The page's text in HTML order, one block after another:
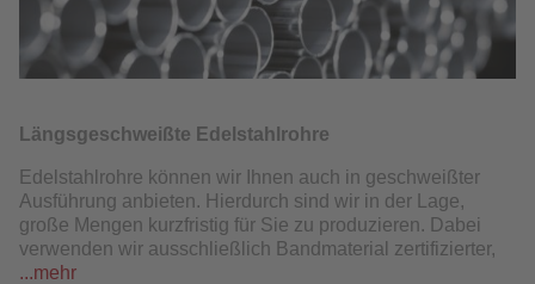
Längsgeschweißte Edelstahlrohre
Edelstahlrohre können wir Ihnen auch in geschweißter
Ausführung anbieten. Hierdurch sind wir in der Lage,
große Mengen kurzfristig für Sie zu produzieren. Dabei
verwenden wir ausschließlich Bandmaterial zertifizierter,
...mehr